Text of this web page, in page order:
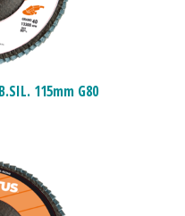
115mm G80